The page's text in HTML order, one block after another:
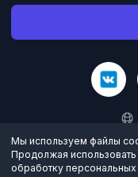
©2026
Мы используем файлы
Продолжая
обработку